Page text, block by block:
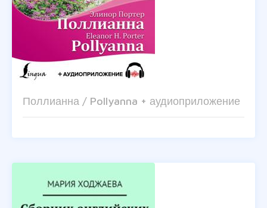
Поллианна / Pollyanna + аудиоприложение